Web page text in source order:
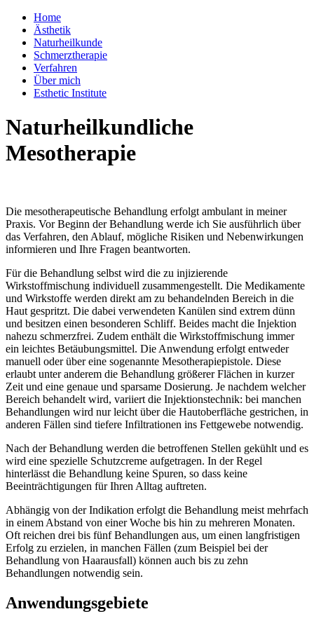
Home
Ästhetik
Naturheilkunde
Schmerztherapie
Verfahren
Über mich
Esthetic Institute
Naturheilkundliche
Mesotherapie
Die mesotherapeutische Behandlung erfolgt ambulant in meiner
Praxis. Vor Beginn der Behandlung werde ich Sie ausführlich über
das Verfahren, den Ablauf, mögliche Risiken und Nebenwirkungen
informieren und Ihre Fragen beantworten.
Für die Behandlung selbst wird die zu injizierende
Wirkstoffmischung individuell zusammengestellt. Die Medikamente
und Wirkstoffe werden direkt am zu behandelnden Bereich in die
Haut gespritzt. Die dabei verwendeten Kanülen sind extrem dünn
und besitzen einen besonderen Schliff. Beides macht die Injektion
nahezu schmerzfrei. Zudem enthält die Wirkstoffmischung immer
ein leichtes Betäubungsmittel. Die Anwendung erfolgt entweder
manuell oder über eine sogenannte Mesotherapiepistole. Diese
erlaubt unter anderem die Behandlung größerer Flächen in kurzer
Zeit und eine genaue und sparsame Dosierung. Je nachdem welcher
Bereich behandelt wird, variiert die Injektionstechnik: bei manchen
Behandlungen wird nur leicht über die Hautoberfläche gestrichen, in
anderen Fällen sind tiefere Infiltrationen ins Fettgewebe notwendig.
Nach der Behandlung werden die betroffenen Stellen gekühlt und es
wird eine spezielle Schutzcreme aufgetragen. In der Regel
hinterlässt die Behandlung keine Spuren, so dass keine
Beeinträchtigungen für Ihren Alltag auftreten.
Abhängig von der Indikation erfolgt die Behandlung meist mehrfach
in einem Abstand von einer Woche bis hin zu mehreren Monaten.
Oft reichen drei bis fünf Behandlungen aus, um einen langfristigen
Erfolg zu erzielen, in manchen Fällen (zum Beispiel bei der
Behandlung von Haarausfall) können auch bis zu zehn
Behandlungen notwendig sein.
Anwendungsgebiete